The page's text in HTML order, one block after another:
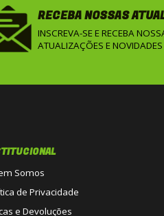
RECEBA NOSSAS
INSCREVA-SE E RECEBA
ATUALIZAÇÕES E
Somos
de Privacidade
e Devoluções